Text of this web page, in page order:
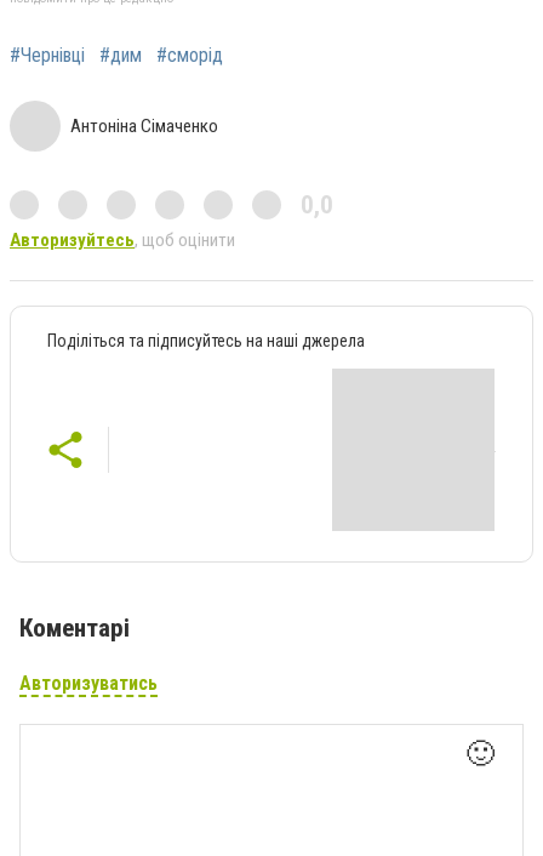
#Чернівці #дим #сморід
Антоніна Сімаченко
0,0
Авторизуйтесь, щоб оцінити
Поділіться та підписуйтесь на наші джерела
Коментарі
Авторизуватись
🙂